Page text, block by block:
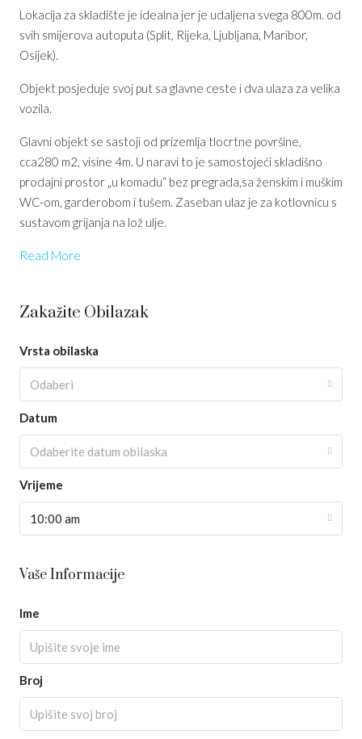
Lokacija za skladište je idealna jer je udaljena svega 800m. od
svih smijerova autoputa (Split, Rijeka, Ljubljana, Maribor,
Osijek).
Objekt posjeduje svoj put sa glavne ceste i dva ulaza za velika
vozila.
Glavni objekt se sastoji od prizemlja tlocrtne površine,
cca280 m2, visine 4m. U naravi to je samostojeći skladišno
prodajni prostor „u komadu“ bez pregrada,sa ženskim i muškim
WC-om, garderobom i tušem. Zaseban ulaz je za kotlovnicu s
sustavom grijanja na lož ulje.
Read More
Zakažite Obilazak
Vrsta obilaska
Odaberi
Datum
Odaberite datum obilaska
Vrijeme
10:00 am
Vaše Informacije
Ime
Broj